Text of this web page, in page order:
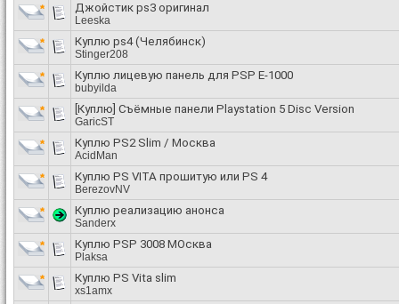
Джойстик ps3 оригинал
Leeska
Куплю ps4 (Челябинск)
Stinger208
Куплю лицевую панель для PSP E-1000
bubyilda
[Куплю] Съёмные панели Playstation 5 Disc Version
GaricST
Куплю PS2 Slim / Москва
AcidMan
Куплю PS VITA прошитую или PS 4
BerezovNV
Куплю реализацию анонса
Sanderx
Куплю PSP 3008 МОсква
Plaksa
Куплю PS Vita slim
xs1amx